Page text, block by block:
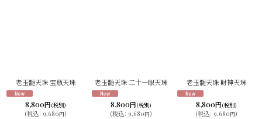
老玉髄天珠 宝瓶天珠
8,800円 (税別)
(税込: 9,680円)
老玉髄天珠 二十一眼天珠
8,800円 (税別)
(税込: 9,680円)
老玉髄天珠 財神天珠
8,800円 (税別)
(税込: 9,680円)